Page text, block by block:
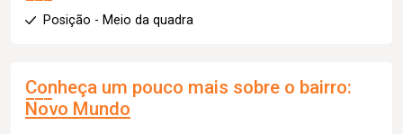
Posição - Meio da quadra
Conheça um pouco mais sobre o bairro:
Novo Mundo